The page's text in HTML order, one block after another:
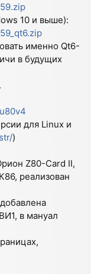
10 и выше):
именно Qt6-
в будущих
для Linux и
)
Z80-Card II,
реализован
в мануал